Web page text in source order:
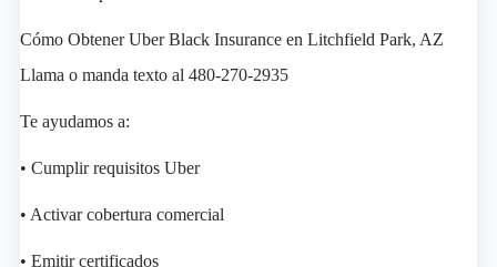
Cómo Obtener Uber Black Insurance en Litchfield Park, AZ
Llama o manda texto al 480-270-2935
Te ayudamos a:
• Cumplir requisitos Uber
• Activar cobertura comercial
• Emitir certificados